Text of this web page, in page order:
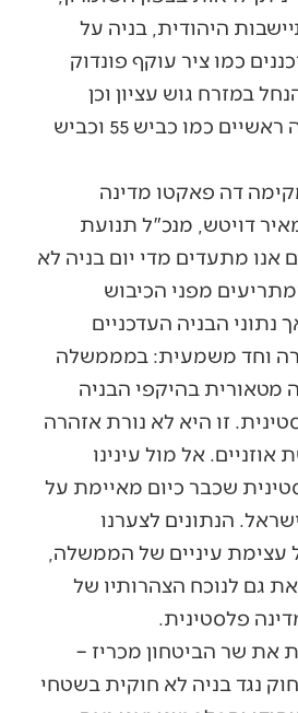
היהודית, בניה על
כמו ציר עוקף פונדוק
במזרח גוש עציון וכן
בצמוד לצירי תנועה ראשיים כמו כביש 55 וכביש
דה פאקטו מדינה
דויטש, מנכ"ל תנועת
אנו מתעדים מדי יום בניה לא
מפני הכיבוש
נתוני הבניה העדכניים
וחד משמעית: במממשלה
מטאורית בהיקפי הבניה
זו היא לא נורת אזהרה
אל מול עינינו
שכבר כיום מאיימת על
הנתונים לצערנו
עצימת עיניים של הממשלה,
גם לנוכח הצהרותיו של
פלסטינית.
את שר הביטחון מכריז –
נגד בניה לא חוקית בשטחי